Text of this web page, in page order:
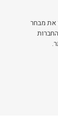
את מבחר